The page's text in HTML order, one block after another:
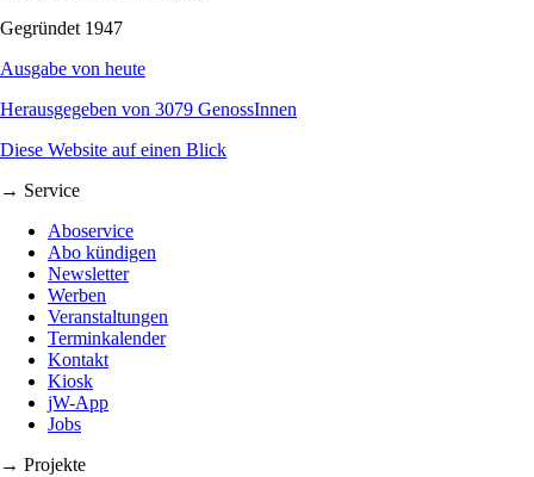
Gegründet 1947
Ausgabe von heute
Herausgegeben von 3079 GenossInnen
Diese Website auf einen Blick
→ Service
Aboservice
Abo kündigen
Newsletter
Werben
Veranstaltungen
Terminkalender
Kontakt
Kiosk
jW-App
Jobs
→ Projekte